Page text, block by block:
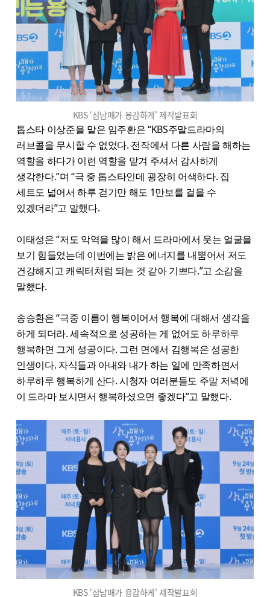
KBS ‘삼남매가 용감하게’ 제작발표회
톱스타 이상준을 맡은 임주환은 “KBS주말드라마의
러브콜을 무시할 수 없었다. 전작에서 다른 사람을 해하는
역할을 하다가 이런 역할을 맡겨 주셔서 감사하게
생각한다.”며 “극 중 톱스타인데 굉장히 어색하다. 집
세트도 넓어서 하루 걷기만 해도 1만보를 걸을 수
있겠더라”고 말했다.
이태성은 “저도 악역을 많이 해서 드라마에서 웃는 얼굴을
보기 힘들었는데 이번에는 밝은 에너지를 내뿜어서 저도
건강해지고 캐릭터처럼 되는 것 같아 기쁘다.”고 소감을
말했다.
송승환은 “극중 이름이 행복이어서 행복에 대해서 생각을
하게 되더라. 세속적으로 성공하는 게 없어도 하루하루
행복하면 그게 성공이다. 그런 면에서 김행복은 성공한
인생이다. 자식들과 아내와 내가 하는 일에 만족하면서
하루하루 행복하게 산다. 시청자 여러분들도 주말 저녁에
이 드라마 보시면서 행복하셨으면 좋겠다”고 말했다.
KBS ‘삼남매가 용감하게’ 제작발표회